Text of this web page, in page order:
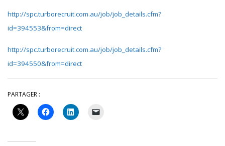
http://spc.turborecruit.com.au/job/job_details.cfm?
id=394553&from=direct
http://spc.turborecruit.com.au/job/job_details.cfm?
id=394550&from=direct
PARTAGER :